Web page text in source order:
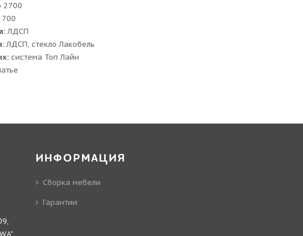
2700
700
ЛДСП
ЛДСП, стекло Лакобель
система Топ Лайн
ИНФОРМАЦИЯ
Сборка мебели
Гарантии